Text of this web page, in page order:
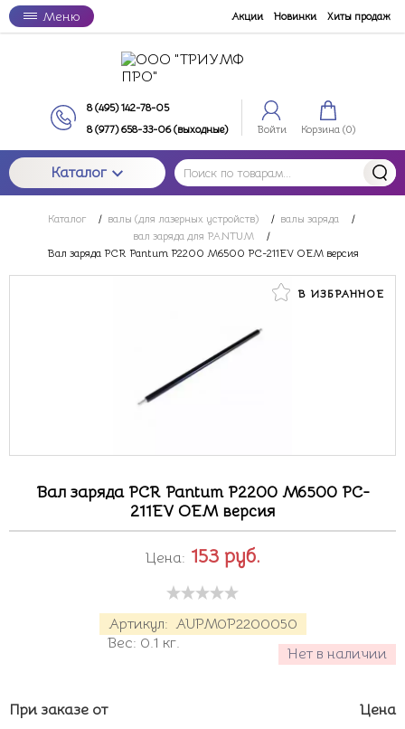
Меню Акции Новинки Хиты продаж
8 (495) 142-78-05
8 (977) 658-33-06 (выходные)
Войти Корзина (0)
Каталог
Каталог / валы (для лазерных устройств) / валы заряда
/
вал заряда для PANTUM
/
Вал заряда PCR Pantum P2200 M6500 PC-211EV OEM версия
В ИЗБРАННОЕ
Вал заряда PCR Pantum P2200 M6500 PC-
211EV OEM версия
Артикул: AUPM0P2200050
Нет в наличии
Вес: 0.1 кг.
Цена: 153 руб.
При заказе от
Цена